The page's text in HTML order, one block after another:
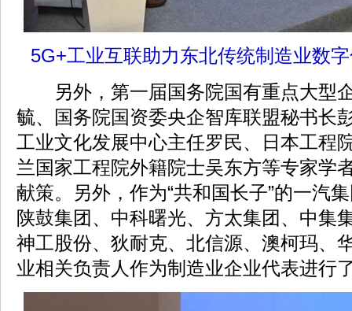
5G+工业互联助力东北传统制造业数
另外，第一届国务院国有重点大型
毓、国务院国资委央企智库联盟秘书长
工业文化发展中心主任罗民、日本工程
兰国家工程院外籍院士吴东方等专家学
献策。另外，作为“共和国长子”的一汽
陕鼓集团、中科曙光、方太集团、中集
神工股份、狄耐克、北信源、澳柯玛、
业相关负责人作为制造业企业代表进行